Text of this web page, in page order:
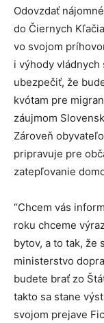
Odovzdať
do Čiernych
vo svojom
i výhody vládnych
ubezpečiť, že
kvótam pre
záujmom
Zároveň
pripravuje pre
zatepľovanie
“Chcem vás
roku chceme
bytov, a to tak, že
ministerstvo
budete brať zo
takto sa stane
svojom prejave